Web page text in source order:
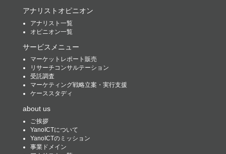
アナリストオピニオン
アナリスト一覧
オピニオン一覧
サービスメニュー
マーケットレポート販売
リサーチコンサルテーション
受託調査
マーケティング戦略立案・実行支援
ケーススタディ
about us
ご挨拶
YanoICTについて
YanoICTのミッション
事業ドメイン